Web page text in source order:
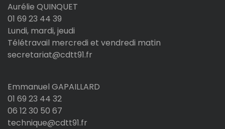
Aurélie QUINQUET
01 69 23 44 39
Lundi, mardi, jeudi
Télétravail mercredi et vendredi matin
secretariat@cdtt91.fr
Emmanuel GAPAILLARD
01 69 23 44 32
06 12 30 50 67
technique@cdtt91.fr